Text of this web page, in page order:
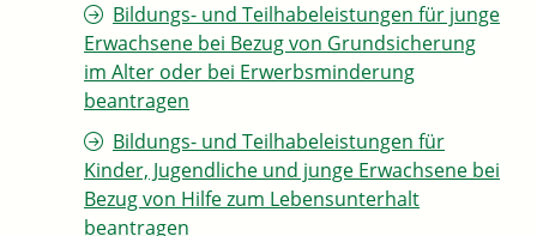
Bildungs- und Teilhabeleistungen für junge
Erwachsene bei Bezug von Grundsicherung
im Alter oder bei Erwerbsminderung
beantragen
Bildungs- und Teilhabeleistungen für
Kinder, Jugendliche und junge Erwachsene bei
Bezug von Hilfe zum Lebensunterhalt
beantragen